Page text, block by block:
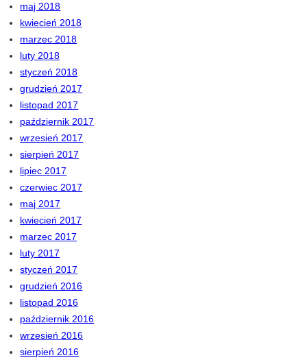
maj 2018
kwiecień 2018
marzec 2018
luty 2018
styczeń 2018
grudzień 2017
listopad 2017
październik 2017
wrzesień 2017
sierpień 2017
lipiec 2017
czerwiec 2017
maj 2017
kwiecień 2017
marzec 2017
luty 2017
styczeń 2017
grudzień 2016
listopad 2016
październik 2016
wrzesień 2016
sierpień 2016